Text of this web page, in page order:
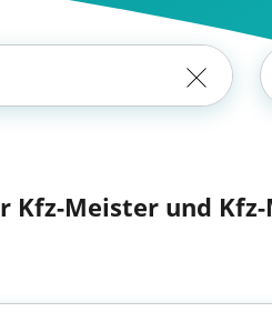
Kfz-Meister und